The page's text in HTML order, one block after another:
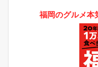
福岡のグルメ本